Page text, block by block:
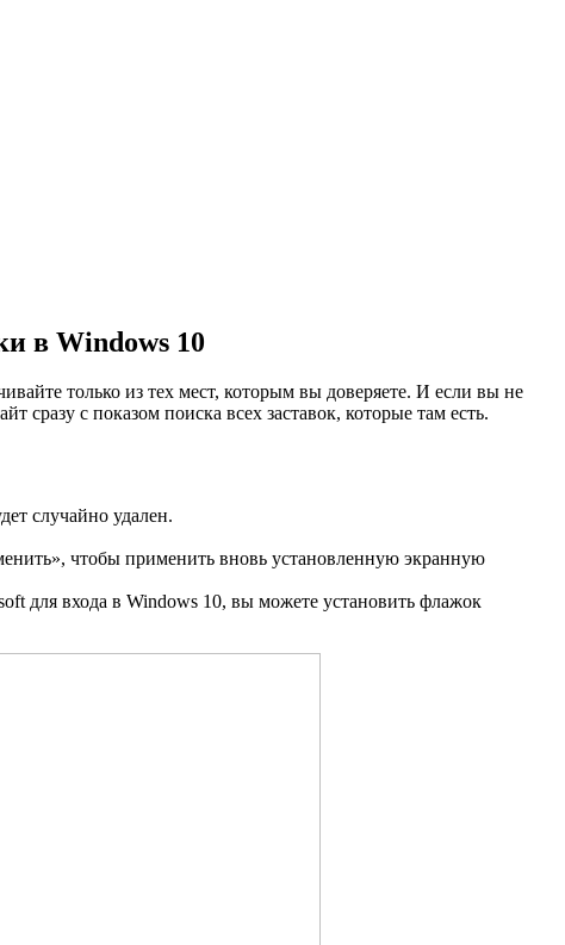
в Windows 10
только из тех мест, которым вы доверяете. И если вы не
сразу с показом поиска всех заставок, которые там есть.
случайно удален.
чтобы применить вновь установленную экранную
для входа в Windows 10, вы можете установить флажок